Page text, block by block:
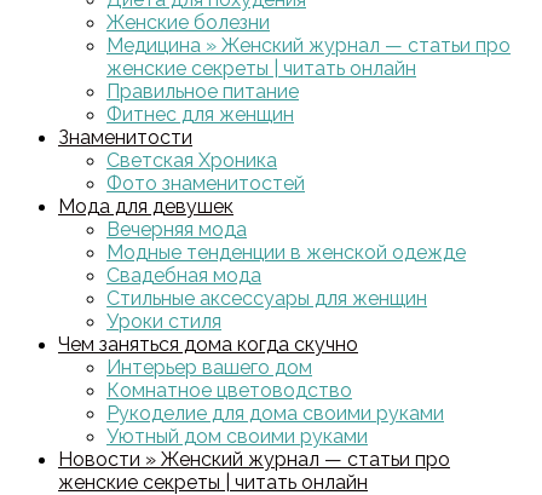
Женские болезни
Медицина » Женский журнал — статьи про
женские секреты | читать онлайн
Правильное питание
Фитнес для женщин
Знаменитости
Светская Хроника
Фото знаменитостей
Мода для девушек
Вечерняя мода
Модные тенденции в женской одежде
Свадебная мода
Стильные аксессуары для женщин
Уроки стиля
Чем заняться дома когда скучно
Интерьер вашего дом
Комнатное цветоводство
Рукоделие для дома своими руками
Уютный дом своими руками
Новости » Женский журнал — статьи про
женские секреты | читать онлайн